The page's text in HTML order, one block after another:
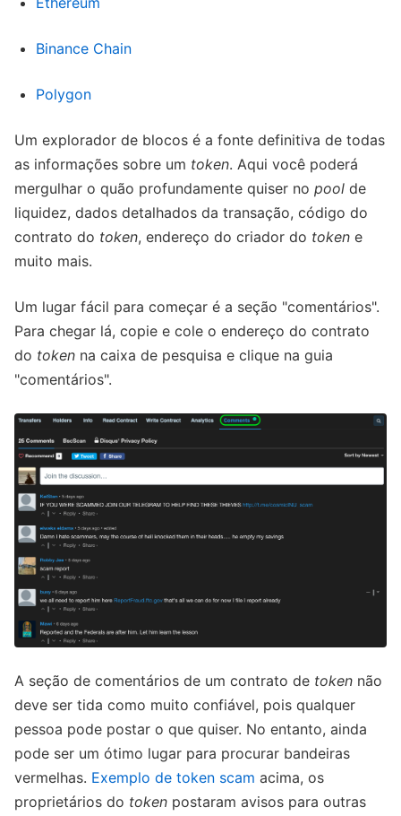
Binance Chain
Polygon
Um explorador de blocos é a fonte definitiva de todas
as informações sobre um token. Aqui você poderá
mergulhar o quão profundamente quiser no pool de
liquidez, dados detalhados da transação, código do
contrato do token, endereço do criador do token e
muito mais.
Um lugar fácil para começar é a seção "comentários".
Para chegar lá, copie e cole o endereço do contrato
do token na caixa de pesquisa e clique na guia
"comentários".
A seção de comentários de um contrato de token não
deve ser tida como muito confiável, pois qualquer
pessoa pode postar o que quiser. No entanto, ainda
pode ser um ótimo lugar para procurar bandeiras
vermelhas. Exemplo de token scam acima, os
proprietários do token postaram avisos para outras